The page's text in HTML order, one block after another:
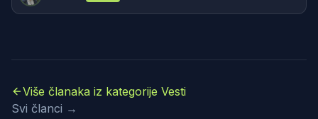
Više članaka iz kategorije Vesti
Svi članci →